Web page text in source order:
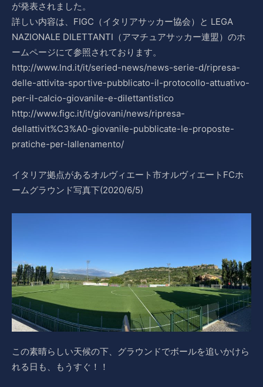
が発表されました。
詳しい内容は、FIGC（イタリアサッカー協会）と LEGA
NAZIONALE DILETTANTI（アマチュアサッカー連盟）のホ
ームページにて参照されております。
http://www.lnd.it/it/seried-news/news-serie-d/ripresa-
delle-attivita-sportive-pubblicato-il-protocollo-attuativo-
per-il-calcio-giovanile-e-dilettantistico
http://www.figc.it/it/giovani/news/ripresa-
dellattivit%C3%A0-giovanile-pubblicate-le-proposte-
pratiche-per-lallenamento/
イタリア拠点があるオルヴィエート市オルヴィエートFCホ
ームグラウンド写真下(2020/6/5)
この素晴らしい天候の下、グラウンドでボールを追いかけら
れる日も、もうすぐ！！